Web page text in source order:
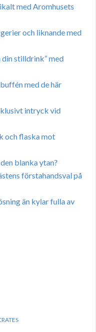
med Aromhusets
och liknande med
din stilldrink” med
med de här
intryck vid
och flaska mot
blanka ytan?
förstahandsval på
än kylar fulla av